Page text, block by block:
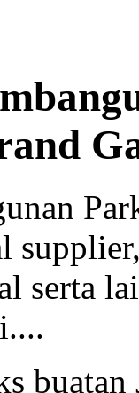
serta
buatan